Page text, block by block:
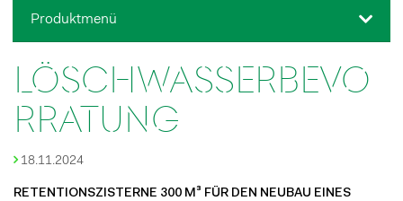
KARRIERE
KONTAKT
Produktmenü
LÖSCHWASSERBEVO
RRATUNG
18.11.2024
RETENTIONSZISTERNE 300 M³ FÜR DEN NEUBAU EINES